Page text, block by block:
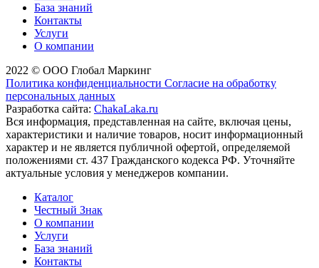
База знаний
Контакты
Услуги
О компании
2022 © ООО Глобал Маркинг
Политика конфиденциальности Согласие на обработку
персональных данных
Разработка сайта: ChakaLaka.ru
Вся информация, представленная на сайте, включая цены,
характеристики и наличие товаров, носит информационный
характер и не является публичной офертой, определяемой
положениями ст. 437 Гражданского кодекса РФ. Уточняйте
актуальные условия у менеджеров компании.
Каталог
Честный Знак
О компании
Услуги
База знаний
Контакты